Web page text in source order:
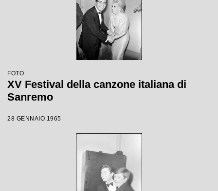
FOTO
XV Festival della canzone italiana di
Sanremo
28 GENNAIO 1965